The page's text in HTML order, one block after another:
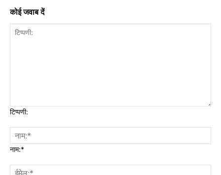
कोई जवाब दें
टिप्पणी:
नाम:*